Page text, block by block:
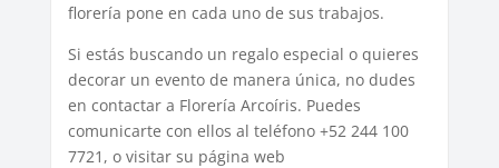
florería pone en cada uno de sus trabajos.
Si estás buscando un regalo especial o quieres
decorar un evento de manera única, no dudes
en contactar a Florería Arcoíris. Puedes
comunicarte con ellos al teléfono +52 244 100
7721, o visitar su página web